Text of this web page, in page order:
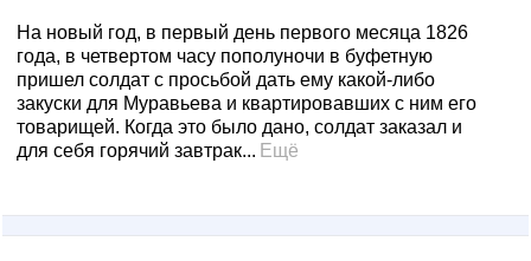
На новый год, в первый день первого месяца 1826
года, в четвертом часу пополуночи в буфетную
пришел солдат с просьбой дать ему какой-либо
закуски для Муравьева и квартировавших с ним его
товарищей. Когда это было дано, солдат заказал и
для себя горячий завтрак... Ещё